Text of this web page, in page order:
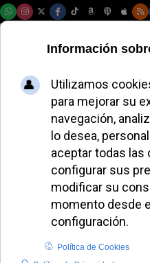
Vídeo |
aspira a
referente